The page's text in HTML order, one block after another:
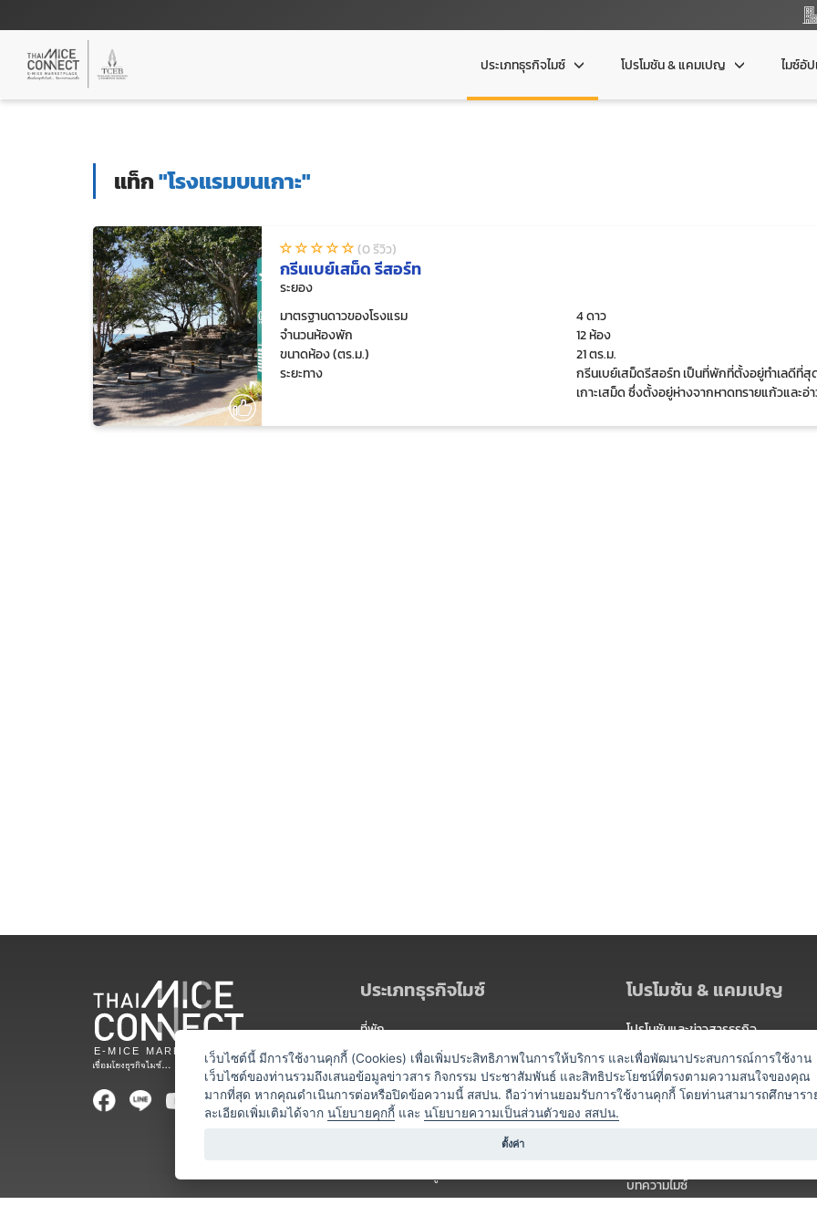
ประเภทธุรกิจไมซ์ โปรโมชัน & แคมเปญ ไมซ์อั
แท็ก"โรงแรมบนเกาะ"
(0 รีวิว)
กรีนเบย์เสม็ด รีสอร์ท
ระยอง
มาตรฐานดาวของโรงแรม
4 ดาว
จำนวนห้องพัก
12 ห้อง
ขนาดห้อง (ตร.ม.)
21 ตร.ม.
ระยะทาง
กรีนเบย์เสม็ดรีสอร์ท เป็นที่พักที่ตั้งอยู่ทำเลดีที่สุ
เกาะเสม็ด ซึ่งตั้งอยู่ห่างจากหาดทรายแก้วและอ่า
300 เมตรจากตัวเมืองเกาะเสม็ด
ประเภทธุรกิจไมซ์
ที่พัก
สถานที่จัดงาน
ท่องเที่ยว / นำเที่ยว
ออแกไนเซอร์
บริการสำหรับผู้จัดงาน
โปรโมชัน & แคมเปญ
โปรโมชันและข่าวสารธุรกิจ
แพ็กเกจ
แคมเปญ
บทความไมซ์
เว็บไซต์นี้ มีการใช้งานคุกกี้ (Cookies) เพื่อเพิ่มประสิทธิภาพในการให้บริการ และเพื่อพัฒนาประสบการณ์การใช้งาน
เว็บไซต์ของท่านรวมถึงเสนอข้อมูลข่าวสาร กิจกรรม ประชาสัมพันธ์ และสิทธิประโยชน์ที่ตรงตามความสนใจของคุณ
มากที่สุด หากคุณดำเนินการต่อหรือปิดข้อความนี้ สสปน. ถือว่าท่านยอมรับการใช้งานคุกกี้ โดยท่านสามารถศึกษารา
ละเอียดเพิ่มเติมได้จาก นโยบายคุกกี้ และ นโยบายความเป็นส่วนตัวของ สสปน.
ตั้งค่า